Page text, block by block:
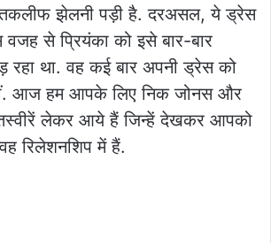
तकलीफ झेलनी पड़ी है. दरअसल, ये ड्रेस
से प्रियंका को इसे बार-बार
था. वह कई बार अपनी ड्रेस को
आज हम आपके लिए निक जोनस और
लेकर आये हैं जिन्हें देखकर आपको
रिलेशनशिप में हैं.